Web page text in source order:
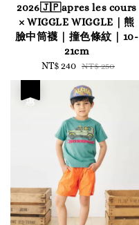
2026🇯🇵apres les cours
× WIGGLE WIGGLE｜熊
臉中筒襪｜撞色條紋｜10-
21cm
Sale
price
NT$ 240 Regular
price
NT$ 250